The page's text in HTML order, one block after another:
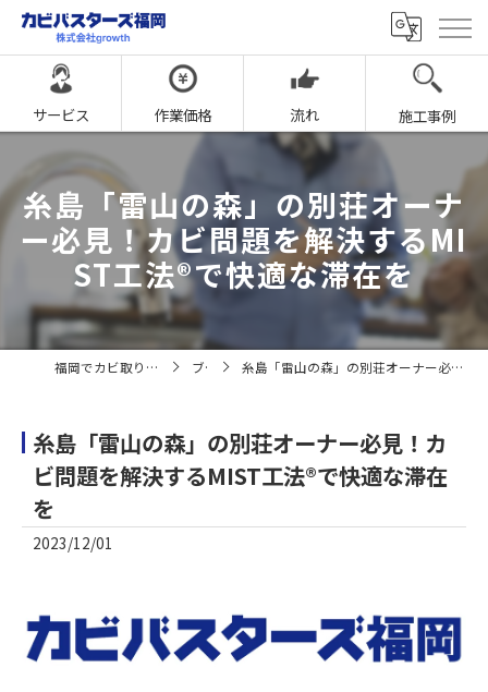
サービス 作業価格 流れ 施工事例
糸島「雷山の森」の別荘オーナ
ー必見！カビ問題を解決するMI
ST工法®で快適な滞在を
福岡でカビ取りならカビバスターズ福岡 ブログ 糸島「雷山の森」の別荘オーナー必見！カビ問題を解決するMIST工法®で快適な滞在を
糸島「雷山の森」の別荘オーナー必見！カ
ビ問題を解決するMIST工法®で快適な滞在
を
2023/12/01